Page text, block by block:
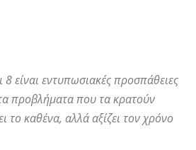
8 είναι εντυπωσιακές προσπάθειες
προβλήματα που τα κρατούν
το καθένα, αλλά αξίζει τον χρόνο